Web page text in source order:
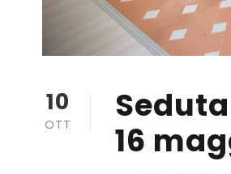
10
OTT
16